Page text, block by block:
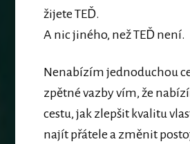
žijete TEĎ.
A nic jiného, než TEĎ není.
Nenabízím jednoduchou
zpětné vazby vím, že
cestu, jak zlepšit kvalitu
najít přátele a změnit